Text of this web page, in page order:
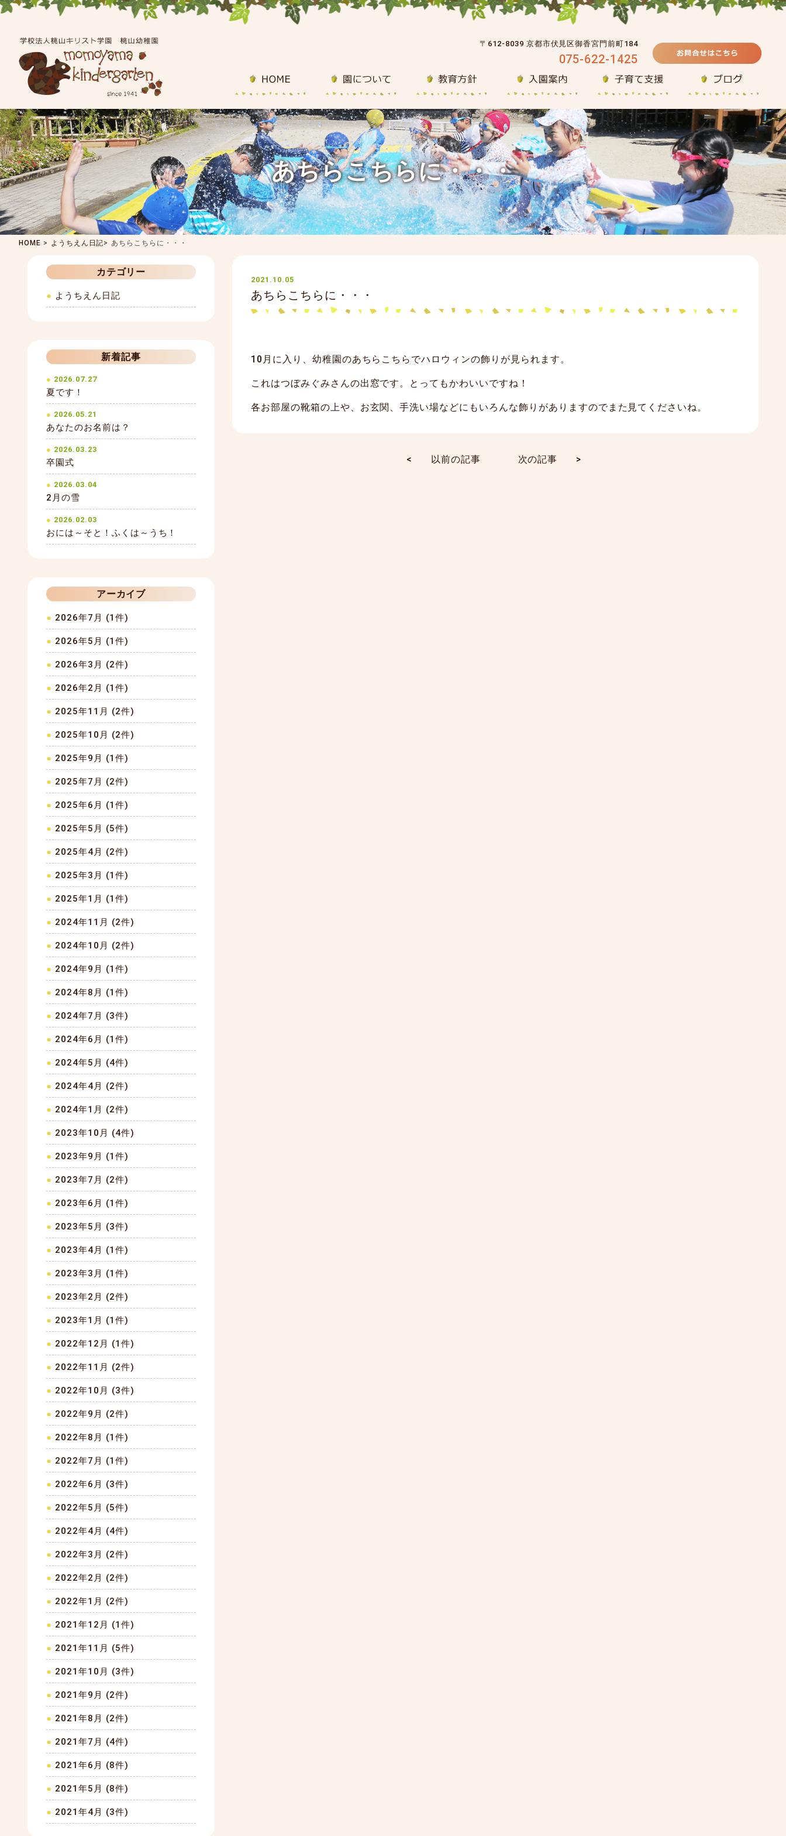
〒612-8039 京都市伏見区御香宮門前町184
075-622-1425
あちらこちらに・・・
HOME > ようちえん日記> あちらこちらに・・・
カテゴリー
ようちえん日記
新着記事
2026.07.27
夏です！
2026.05.21
あなたのお名前は？
2026.03.23
卒園式
2026.03.04
2月の雪
2026.02.03
おには～そと！ふくは～うち！
アーカイブ
2026年7月 (1件)
2026年5月 (1件)
2026年3月 (2件)
2026年2月 (1件)
2025年11月 (2件)
2025年10月 (2件)
2025年9月 (1件)
2025年7月 (2件)
2025年6月 (1件)
2025年5月 (5件)
2025年4月 (2件)
2025年3月 (1件)
2025年1月 (1件)
2024年11月 (2件)
2024年10月 (2件)
2024年9月 (1件)
2024年8月 (1件)
2024年7月 (3件)
2024年6月 (1件)
2024年5月 (4件)
2024年4月 (2件)
2024年1月 (2件)
2023年10月 (4件)
2023年9月 (1件)
2023年7月 (2件)
2023年6月 (1件)
2023年5月 (3件)
2023年4月 (1件)
2023年3月 (1件)
2023年2月 (2件)
2023年1月 (1件)
2022年12月 (1件)
2022年11月 (2件)
2022年10月 (3件)
2022年9月 (2件)
2022年8月 (1件)
2022年7月 (1件)
2022年6月 (3件)
2022年5月 (5件)
2022年4月 (4件)
2022年3月 (2件)
2022年2月 (2件)
2022年1月 (2件)
2021年12月 (1件)
2021年11月 (5件)
2021年10月 (3件)
2021年9月 (2件)
2021年8月 (2件)
2021年7月 (4件)
2021年6月 (8件)
2021年5月 (8件)
2021年4月 (3件)
2021.10.05
あちらこちらに・・・
10月に入り、幼稚園のあちらこちらでハロウィンの飾りが見られます。
これはつぼみぐみさんの出窓です。とってもかわいいですね！
各お部屋の靴箱の上や、お玄関、手洗い場などにもいろんな飾りがありますのでまた見てくださいね。
< 以前の記事 次の記事 >